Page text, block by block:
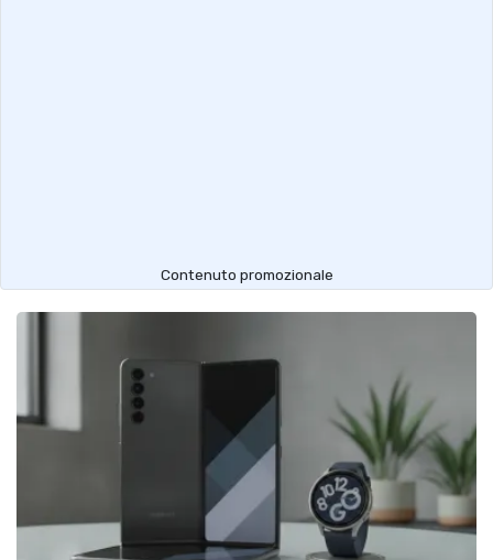
Contenuto promozionale